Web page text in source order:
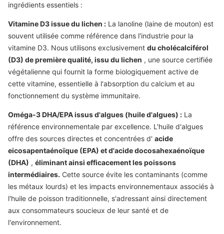
ingrédients essentiels :
Vitamine D3 issue du lichen : La lanoline (laine de mouton) est
souvent utilisée comme référence dans l'industrie pour la
vitamine D3. Nous utilisons exclusivement du cholécalciférol
(D3) de première qualité, issu du lichen , une source certifiée
végétalienne qui fournit la forme biologiquement active de
cette vitamine, essentielle à l'absorption du calcium et au
fonctionnement du système immunitaire.
Oméga-3 DHA/EPA issus d'algues (huile d'algues) : La
référence environnementale par excellence. L'huile d'algues
offre des sources directes et concentrées d' acide
eicosapentaénoïque (EPA) et d'acide docosahexaénoïque
(DHA) , éliminant ainsi efficacement les poissons
intermédiaires. Cette source évite les contaminants (comme
les métaux lourds) et les impacts environnementaux associés à
l'huile de poisson traditionnelle, s'adressant ainsi directement
aux consommateurs soucieux de leur santé et de
l'environnement.